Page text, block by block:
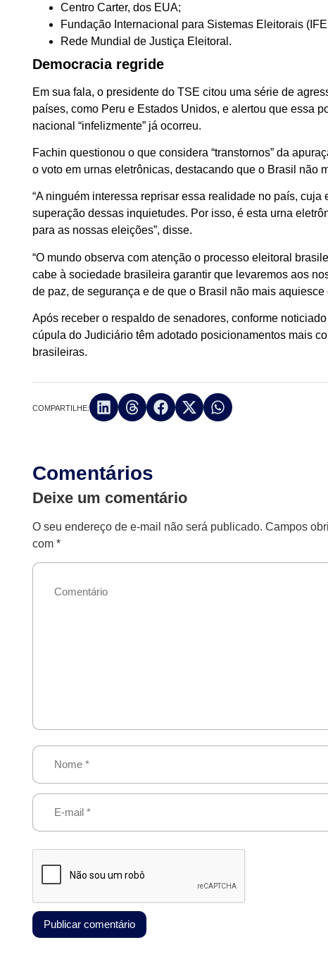
Centro Carter, dos EUA;
Fundação Internacional para Sistemas Eleitorais
Rede Mundial de Justiça Eleitoral.
Democracia regride
Em sua fala, o presidente do TSE citou uma série de
países, como Peru e Estados Unidos, e alertou que essa
nacional “infelizmente” já ocorreu.
Fachin questionou o que considera “transtornos” da
o voto em urnas eletrônicas, destacando que o Brasil não
“A ninguém interessa reprisar essa realidade no país,
superação dessas inquietudes. Por isso, é esta urna
para as nossas eleições”, disse.
“O mundo observa com atenção o processo eleitoral
cabe à sociedade brasileira garantir que levaremos aos
de paz, de segurança e de que o Brasil não mais aquiesce
Após receber o respaldo de senadores, conforme
cúpula do Judiciário têm adotado posicionamentos mais
brasileiras.
COMPARTILHE:
Comentários
Deixe um comentário
O seu endereço de e-mail não será publicado. Campos
com*